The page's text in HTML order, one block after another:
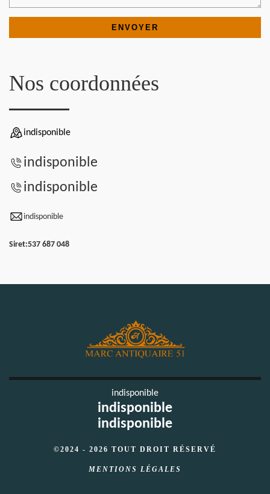
Nos coordonnées
indisponible
indisponible
indisponible
indisponible
Siret:537 687 048
indisponible
indisponible
indisponible
©2024 - 2026 TOUT DROIT RÉSERVÉ
MENTIONS LÉGALES